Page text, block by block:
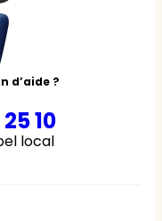
d’aide ?
10
local